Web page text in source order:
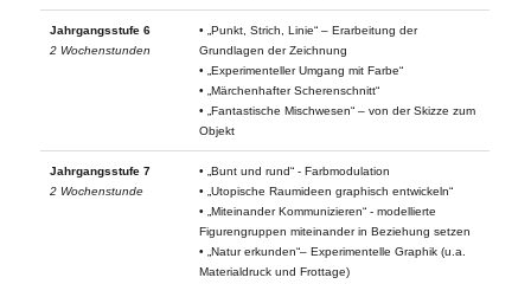
Jahrgangsstufe 6
2 Wochenstunden
• „Punkt, Strich, Linie“ – Erarbeitung der
Grundlagen der Zeichnung
• „Experimenteller Umgang mit Farbe“
• „Märchenhafter Scherenschnitt“
• „Fantastische Mischwesen“ – von der Skizze zum
Objekt
Jahrgangsstufe 7
2 Wochenstunde
• „Bunt und rund“ - Farbmodulation
• „Utopische Raumideen graphisch entwickeln“
• „Miteinander Kommunizieren“ - modellierte
Figurengruppen miteinander in Beziehung setzen
• „Natur erkunden“– Experimentelle Graphik (u.a.
Materialdruck und Frottage)